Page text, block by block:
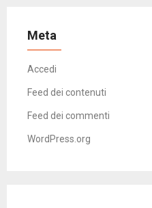
Meta
Accedi
Feed dei contenuti
Feed dei commenti
WordPress.org